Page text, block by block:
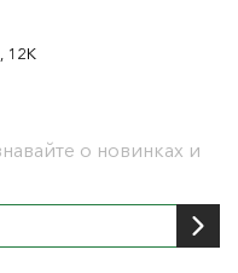
12К
о новинках и